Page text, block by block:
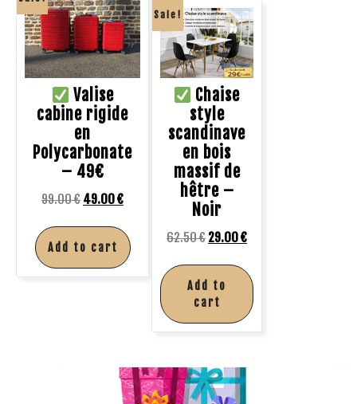
Valise
cabine rigide
en
Polycarbonate
– 49€
99.00€ 49.00€
Add to cart
Sale!
Chaise
style
scandinave
en bois
massif de
hêtre –
Noir
62.50€ 29.00€
Add to
cart